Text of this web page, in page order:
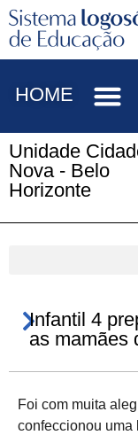
HOME
Unidade
Nova - Belo
Horizonte
Infantil 4
as mamães
Foi com muita
confeccionou uma